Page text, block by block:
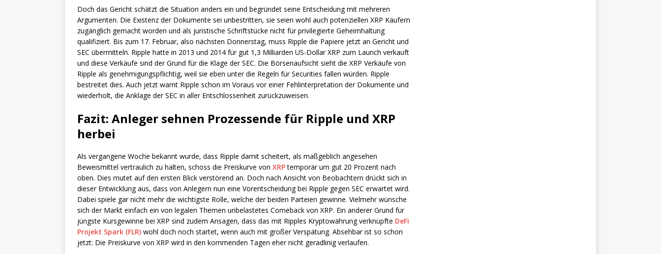
Doch das Gericht schätzt die Situation anders ein und begründet seine Entscheidung mit mehreren
Argumenten. Die Existenz der Dokumente sei unbestritten, sie seien wohl auch potenziellen XRP Käufern
zugänglich gemacht worden und als juristische Schriftstücke nicht für privilegierte Geheimhaltung
qualifiziert. Bis zum 17. Februar, also nächsten Donnerstag, muss Ripple die Papiere jetzt an Gericht und
SEC übermitteln. Ripple hatte in 2013 und 2014 für gut 1,3 Milliarden US-Dollar XRP zum Launch verkauft
und diese Verkäufe sind der Grund für die Klage der SEC. Die Börsenaufsicht sieht die XRP Verkäufe von
Ripple als genehmigungspflichtig, weil sie eben unter die Regeln für Securities fallen würden. Ripple
bestreitet dies. Auch jetzt warnt Ripple schon im Voraus vor einer Fehlinterpretation der Dokumente und
wiederholt, die Anklage der SEC in aller Entschlossenheit zurückzuweisen.
Fazit: Anleger sehnen Prozessende für Ripple und XRP
herbei
Als vergangene Woche bekannt wurde, dass Ripple damit scheitert, als maßgeblich angesehen
Beweismittel vertraulich zu halten, schoss die Preiskurve von XRPtemporär um gut 20 Prozent nach
oben. Dies mutet auf den ersten Blick verstörend an. Doch nach Ansicht von Beobachtern drückt sich in
dieser Entwicklung aus, dass von Anlegern nun eine Vorentscheidung bei Ripple gegen SEC erwartet wird.
Dabei spiele gar nicht mehr die wichtigste Rolle, welche der beiden Parteien gewinne. Vielmehr wünsche
sich der Markt einfach ein von legalen Themen unbelastetes Comeback von XRP. Ein anderer Grund für
jüngste Kursgewinne bei XRP sind zudem Ansagen, dass das mit Ripples Kryptowährung verknüpfte DeFi
Projekt Spark (FLR) wohl doch noch startet, wenn auch mit großer Verspätung. Absehbar ist so schon
jetzt: Die Preiskurve von XRP wird in den kommenden Tagen eher nicht geradlinig verlaufen.